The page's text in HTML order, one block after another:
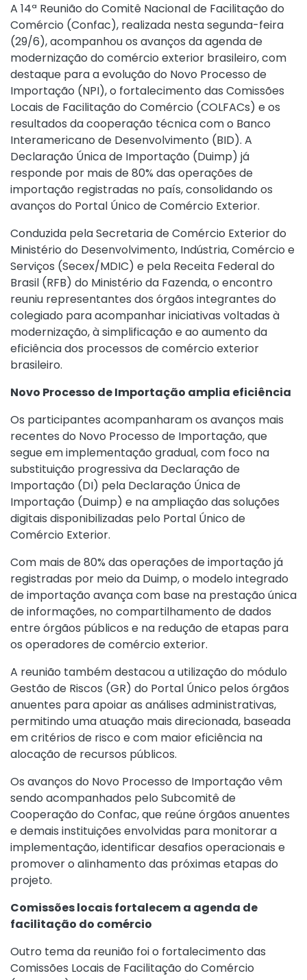
A 14ª Reunião do Comitê Nacional de Facilitação do
Comércio (Confac), realizada nesta segunda-feira
(29/6), acompanhou os avanços da agenda de
modernização do comércio exterior brasileiro, com
destaque para a evolução do Novo Processo de
Importação (NPI), o fortalecimento das Comissões
Locais de Facilitação do Comércio (COLFACs) e os
resultados da cooperação técnica com o Banco
Interamericano de Desenvolvimento (BID). A
Declaração Única de Importação (Duimp) já
responde por mais de 80% das operações de
importação registradas no país, consolidando os
avanços do Portal Único de Comércio Exterior.
Conduzida pela Secretaria de Comércio Exterior do
Ministério do Desenvolvimento, Indústria, Comércio e
Serviços (Secex/MDIC) e pela Receita Federal do
Brasil (RFB) do Ministério da Fazenda, o encontro
reuniu representantes dos órgãos integrantes do
colegiado para acompanhar iniciativas voltadas à
modernização, à simplificação e ao aumento da
eficiência dos processos de comércio exterior
brasileiro.
Novo Processo de Importação amplia eficiência
Os participantes acompanharam os avanços mais
recentes do Novo Processo de Importação, que
segue em implementação gradual, com foco na
substituição progressiva da Declaração de
Importação (DI) pela Declaração Única de
Importação (Duimp) e na ampliação das soluções
digitais disponibilizadas pelo Portal Único de
Comércio Exterior.
Com mais de 80% das operações de importação já
registradas por meio da Duimp, o modelo integrado
de importação avança com base na prestação única
de informações, no compartilhamento de dados
entre órgãos públicos e na redução de etapas para
os operadores de comércio exterior.
A reunião também destacou a utilização do módulo
Gestão de Riscos (GR) do Portal Único pelos órgãos
anuentes para apoiar as análises administrativas,
permitindo uma atuação mais direcionada, baseada
em critérios de risco e com maior eficiência na
alocação de recursos públicos.
Os avanços do Novo Processo de Importação vêm
sendo acompanhados pelo Subcomitê de
Cooperação do Confac, que reúne órgãos anuentes
e demais instituições envolvidas para monitorar a
implementação, identificar desafios operacionais e
promover o alinhamento das próximas etapas do
projeto.
Comissões locais fortalecem a agenda de
facilitação do comércio
Outro tema da reunião foi o fortalecimento das
Comissões Locais de Facilitação do Comércio